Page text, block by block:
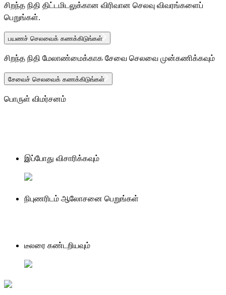
சிறந்த நிதி திட்டமிடலுக்கான விரிவான செலவு விவரங்களைப்
பெறுங்கள்.
பயணச் செலவைக் கணக்கிடுங்கள்
சிறந்த நிதி மேலாண்மைக்காக சேவை செலவை முன்கணிக்கவும்
சேவைச் செலவைக் கணக்கிடுங்கள்
பொருள் விமர்சனம்
இப்போது விசாரிக்கவும்
நிபுணரிடம் ஆலோசனை பெறுங்கள்
டீலரை கண்டறியவும்